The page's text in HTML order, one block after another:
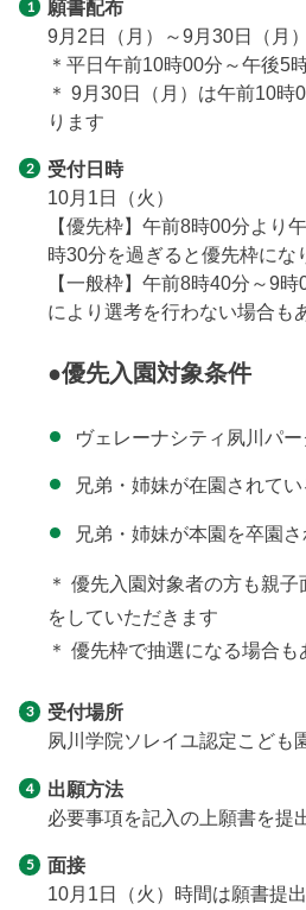
願書配布
9月2日（月）～9月30日（月）
＊平日午前10時00分～午
＊ 9月30日（月）は午前10時
ります
受付日時
10月1日（火）
【優先枠】午前8時00分より
時30分を過ぎると優先枠にな
【一般枠】午前8時40分～9
により選考を行わない場合も
●優先入園対象条件
ヴェレーナシティ夙川パ
兄弟・姉妹が在園されて
兄弟・姉妹が本園を卒園
＊ 優先入園対象者の方も親
をしていただきます
＊ 優先枠で抽選になる場合も
受付場所
夙川学院ソレイユ認定こども
出願方法
必要事項を記入の上願書を提
面接
10月1日（火）時間は願書提